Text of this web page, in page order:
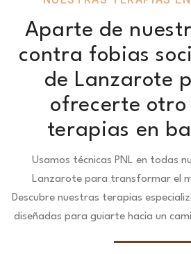
Aparte de
contra fobias
de Lanzarote
ofrecerte otro
terapias en
Usamos técnicas PNL en todas
Lanzarote para transformar el
Descubre nuestras terapias
diseñadas para guiarte hacia un